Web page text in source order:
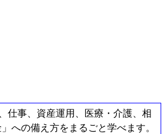
仕事、資産運用、医療・介護、相
への備え方をまるごと学べます。